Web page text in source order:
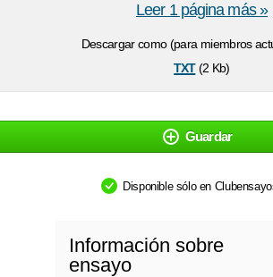
Descargar como (para miembros
txt(2 Kb)
Leer 1 página más »
Guardar
Disponible sólo en
Información sobre
ensayo